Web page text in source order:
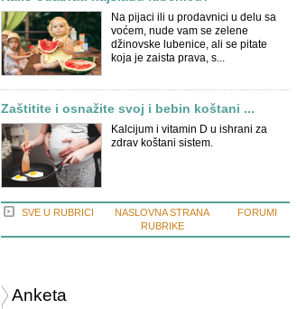
Na pijaci ili u prodavnici u delu sa
voćem, nude vam se zelene
džinovske lubenice, ali se pitate
koja je zaista prava, s...
Zaštitite i osnažite svoj i bebin koštani ...
Kalcijum i vitamin D u ishrani za
zdrav koštani sistem.
SVE U RUBRICI
NASLOVNA STRANA
RUBRIKE
FORUMI
Anketa